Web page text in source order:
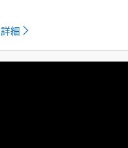
詳細